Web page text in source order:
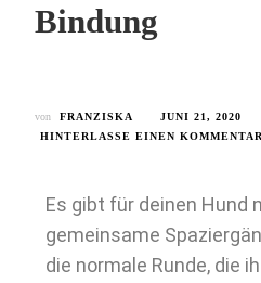
Bindung
von FRANZISKA
JUNI 21, 2020
HINTERLASSE EINEN KOMMENTAR
Es gibt für deinen Hund
gemeinsame
die normale Runde, die